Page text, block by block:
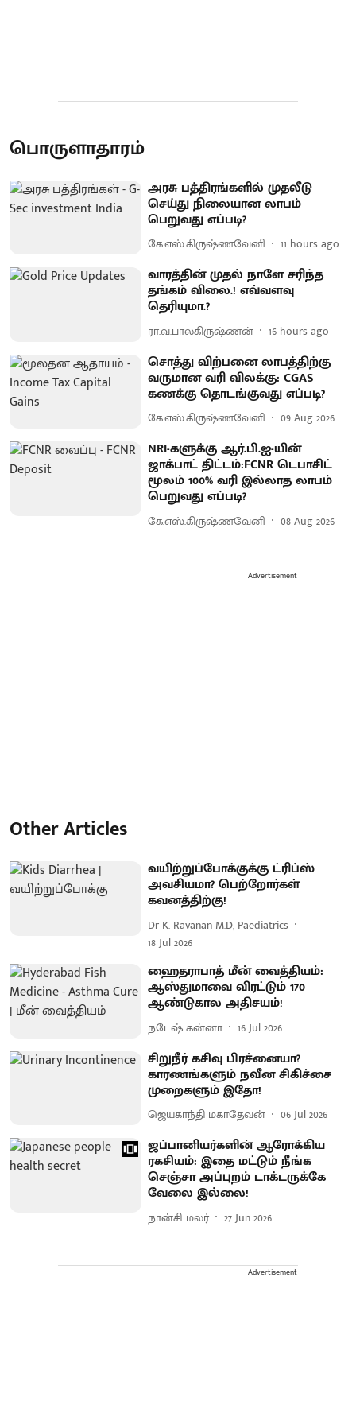
பொருளாதாரம்
அரசு பத்திரங்களில் முதலீடு
செய்து நிலையான லாபம்
பெறுவது எப்படி?
கே.எஸ்.கிருஷ்ணவேனி 11 hours ago
வாரத்தின் முதல் நாளே சரிந்த
தங்கம் விலை.! எவ்வளவு
தெரியுமா.?
ரா.வ.பாலகிருஷ்ணன் 16 hours ago
சொத்து விற்பனை லாபத்திற்கு
வருமான வரி விலக்கு: CGAS
கணக்கு தொடங்குவது எப்படி?
கே.எஸ்.கிருஷ்ணவேனி 09 Aug 2026
NRI-களுக்கு ஆர்.பி.ஐ-யின்
ஜாக்பாட் திட்டம்:FCNR டெபாசிட்
மூலம் 100% வரி இல்லாத லாபம்
பெறுவது எப்படி?
கே.எஸ்.கிருஷ்ணவேனி 08 Aug 2026
Advertisement
Other Articles
வயிற்றுப்போக்குக்கு ட்ரிப்ஸ்
அவசியமா? பெற்றோர்கள்
கவனத்திற்கு!
Dr K. Ravanan M.D, Paediatrics
18 Jul 2026
ஹைதராபாத் மீன் வைத்தியம்:
ஆஸ்துமாவை விரட்டும் 170
ஆண்டுகால அதிசயம்!
நடேஷ் கன்னா 16 Jul 2026
சிறுநீர் கசிவு பிரச்னையா?
காரணங்களும் நவீன சிகிச்சை
முறைகளும் இதோ!
ஜெயகாந்தி மகாதேவன் 06 Jul 2026
ஜப்பானியர்களின் ஆரோக்கிய
ரகசியம்: இதை மட்டும் நீங்க
செஞ்சா அப்புறம் டாக்டருக்கே
வேலை இல்லை!
நான்சி மலர் 27 Jun 2026
Advertisement